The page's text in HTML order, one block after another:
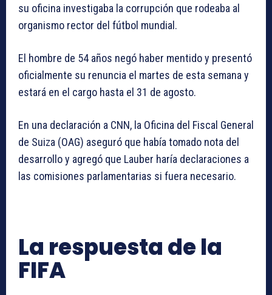
su oficina investigaba la corrupción que rodeaba al
organismo rector del fútbol mundial.
El hombre de 54 años negó haber mentido y presentó
oficialmente su renuncia el martes de esta semana y
estará en el cargo hasta el 31 de agosto.
En una declaración a CNN, la Oficina del Fiscal General
de Suiza (OAG) aseguró que había tomado nota del
desarrollo y agregó que Lauber haría declaraciones a
las comisiones parlamentarias si fuera necesario.
La respuesta de la
FIFA